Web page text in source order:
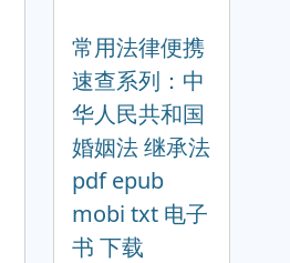
常用法律便携
速查系列：中
华人民共和国
婚姻法 继承法
pdf epub
mobi txt 电子
书 下载